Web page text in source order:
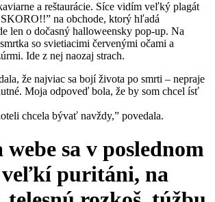
a reštaurácie. Síce vidím veľký plagát
na obchode, ktorý hľadá
len o dočasný halloweensky pop-up. Na
so svietiacimi červenými očami a
Ide z nej naozaj strach.
že najviac sa bojí života po smrti – nepraje
Moja odpoveď bola, že by som chcel ísť
chcela bývať navždy,” povedala.
sa v poslednom
veľkí puritáni, na